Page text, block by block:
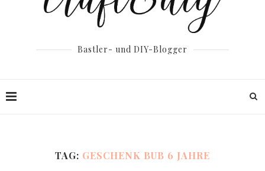
Bastler- und DIY-Blogger
TAG: GESCHENK BUB 6 JAHRE